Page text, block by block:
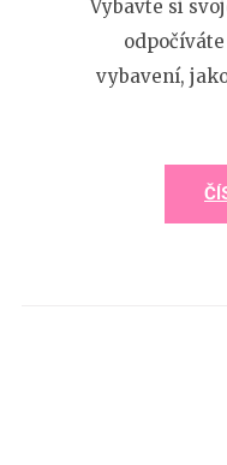
Vybavte si
vybavení,